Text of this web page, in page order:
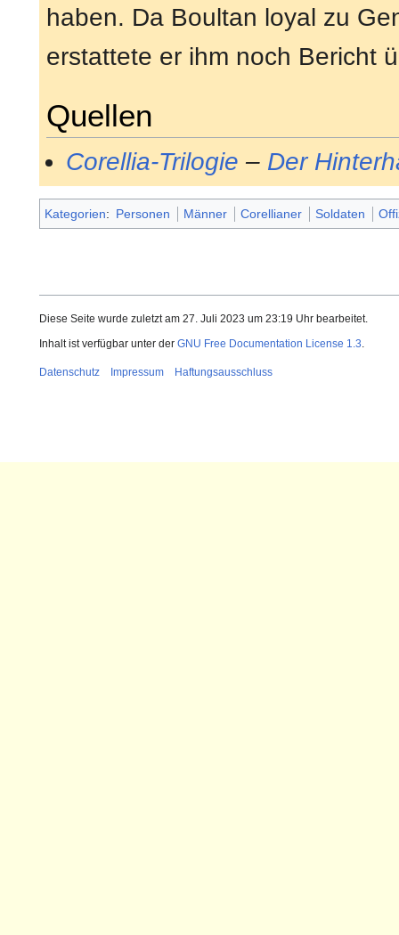
haben. Da Boultan loyal zu
erstattete er ihm noch Bericht
Quellen
Corellia-Trilogie – Der
Kategorien: Personen Männer Corellianer Soldaten
Diese Seite wurde zuletzt am 27. Juli 2023 um 23:19 Uhr bearbeitet.
Inhalt ist verfügbar unter der GNU Free Documentation License 1.3.
Datenschutz Impressum Haftungsausschluss